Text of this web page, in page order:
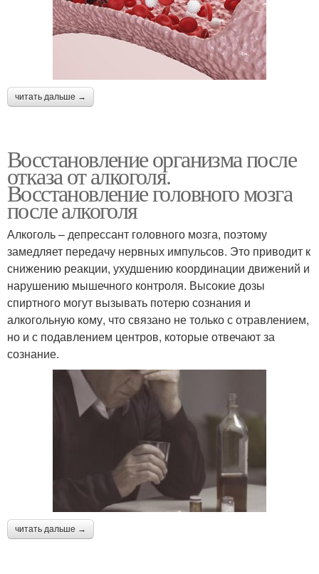
читать дальше →
Восстановление организма после
отказа от алкоголя.
Восстановление головного мозга
после алкоголя
Алкоголь – депрессант головного мозга, поэтому
замедляет передачу нервных импульсов. Это приводит к
снижению реакции, ухудшению координации движений и
нарушению мышечного контроля. Высокие дозы
спиртного могут вызывать потерю сознания и
алкогольную кому, что связано не только с отравлением,
но и с подавлением центров, которые отвечают за
сознание.
читать дальше →